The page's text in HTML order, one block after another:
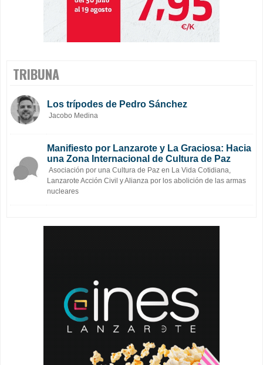
TRIBUNA
Los trípodes de Pedro Sánchez
Jacobo Medina
Manifiesto por Lanzarote y La Graciosa: Hacia
una Zona Internacional de Cultura de Paz
Asociación por una Cultura de Paz en La Vida Cotidiana,
Lanzarote Acción Civil y Alianza por los abolición de las armas
nucleares